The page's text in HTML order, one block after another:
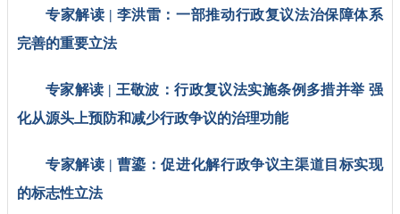
专家解读 | 李洪雷：一部推动行政复议法治保障体系
完善的重要立法
专家解读 | 王敬波：行政复议法实施条例多措并举 强
化从源头上预防和减少行政争议的治理功能
专家解读 | 曹鎏：促进化解行政争议主渠道目标实现
的标志性立法